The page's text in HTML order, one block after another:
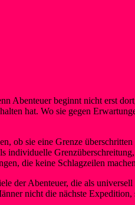
Abenteuer beginnt nicht erst
hat. Wo sie gegen
ob sie eine Grenze
individuelle
die keine Schlagzeilen
der Abenteuer, die als
nicht die nächste